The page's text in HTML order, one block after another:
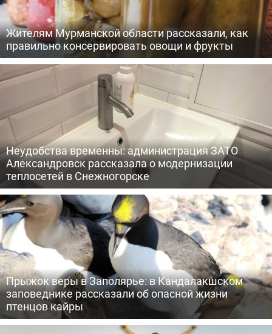
Жителям Мурманской области рассказали, как
правильно консервировать овощи и фрукты
Неудобства временны: администрация ЗАТО
Александровск рассказала о модернизации
теплосетей в Снежногорске
Прыжок веры в Заполярье: в Кандалакшском
заповеднике рассказали об опасной жизни
птенцов кайры